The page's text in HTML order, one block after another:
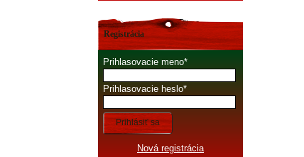
Registrácia
Prihlasovacie meno
Prihlasovacie heslo
Prihlásiť sa
Nová registrácia